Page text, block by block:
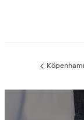
Föregående